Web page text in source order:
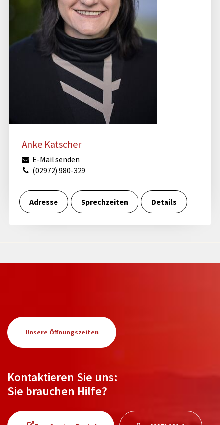
Anke Katscher
E-Mail senden
(02972) 980-329
Adresse Sprechzeiten Details
Unsere Öffnungszeiten
Kontaktieren Sie uns:
Sie brauchen Hilfe?